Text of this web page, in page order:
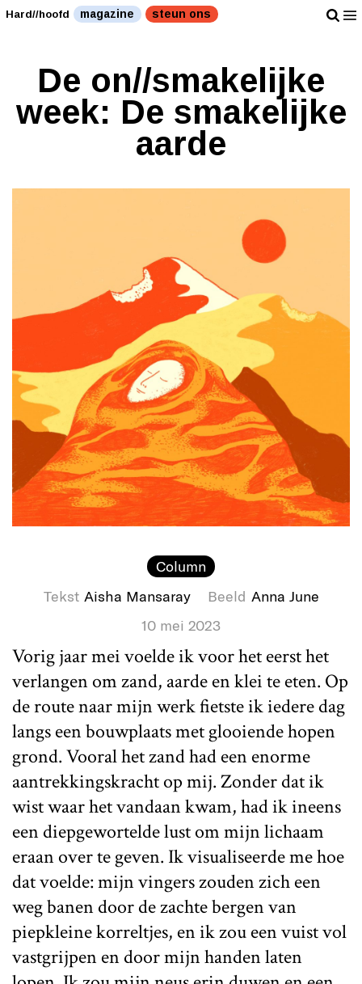
Hard//hoofd magazine steun ons
De on//smakelijke
week: De smakelijke
aarde
Column
Tekst Aisha Mansaray Beeld Anna June
10 mei 2023
Vorig jaar mei voelde ik voor het eerst het
verlangen om zand, aarde en klei te eten. Op
de route naar mijn werk fietste ik iedere dag
langs een bouwplaats met glooiende hopen
grond. Vooral het zand had een enorme
aantrekkingskracht op mij. Zonder dat ik
wist waar het vandaan kwam, had ik ineens
een diepgewortelde lust om mijn lichaam
eraan over te geven. Ik visualiseerde me hoe
dat voelde: mijn vingers zouden zich een
weg banen door de zachte bergen van
piepkleine korreltjes, en ik zou een vuist vol
vastgrijpen en door mijn handen laten